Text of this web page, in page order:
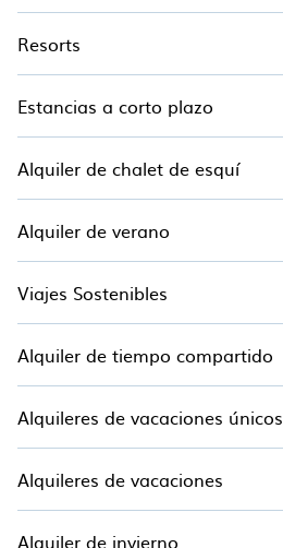
Resorts
Estancias a corto plazo
Alquiler de chalet de esquí
Alquiler de verano
Viajes Sostenibles
Alquiler de tiempo compartido
Alquileres de vacaciones únicos
Alquileres de vacaciones
Alquiler de invierno